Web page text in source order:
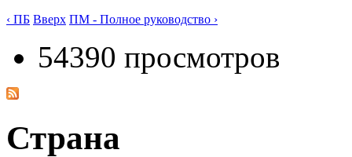
‹ ПБ Вверх ПМ - Полное руководство ›
54390 просмотров
Страна